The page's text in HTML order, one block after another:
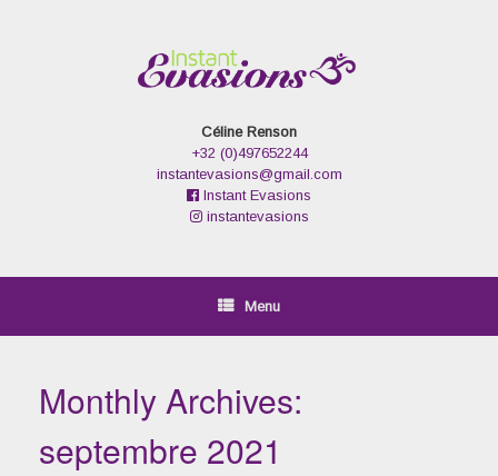
Céline Renson
+32 (0)497652244
instantevasions@gmail.com
Instant Evasions
instantevasions
Menu
Monthly Archives:
septembre 2021